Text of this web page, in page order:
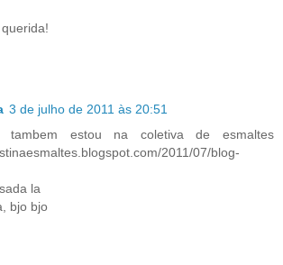
3 de julho de 2011 às 20:51
tambem estou na coletiva de esmaltes
2011/07/blog-
la
bjo bjo